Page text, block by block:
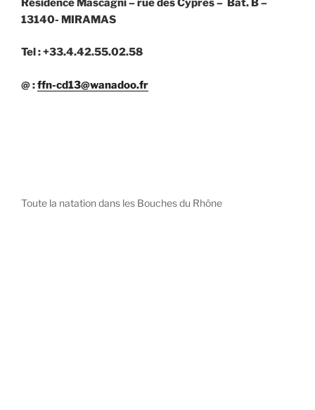
Résidence Mascagni – rue des Cypres – Bat. B –
13140- MIRAMAS
Tel : +33.4.42.55.02.58
@ :ffn-cd13@wanadoo.fr
Toute la natation dans les Bouches du Rhône